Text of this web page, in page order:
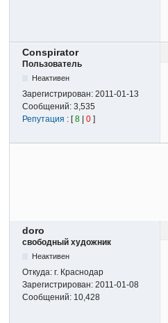
Conspirator
Пользователь
Неактивен
Зарегистрирован:2011-01-13
Сообщений:3,535
Репутация : [8 |0 ]
doro
свободный художник
Неактивен
Откуда:г. Краснодар
Зарегистрирован:2011-01-08
Сообщений: 10,428